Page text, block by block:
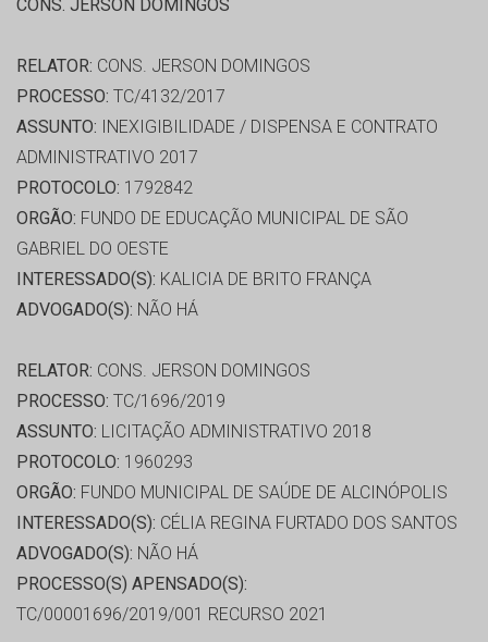
CONS. JERSON DOMINGOS
RELATOR: CONS. JERSON DOMINGOS
PROCESSO: TC/4132/2017
ASSUNTO: INEXIGIBILIDADE / DISPENSA E CONTRATO
ADMINISTRATIVO 2017
PROTOCOLO: 1792842
ORGÃO: FUNDO DE EDUCAÇÃO MUNICIPAL DE SÃO
GABRIEL DO OESTE
INTERESSADO(S): KALICIA DE BRITO FRANÇA
ADVOGADO(S): NÃO HÁ
RELATOR: CONS. JERSON DOMINGOS
PROCESSO: TC/1696/2019
ASSUNTO: LICITAÇÃO ADMINISTRATIVO 2018
PROTOCOLO: 1960293
ORGÃO: FUNDO MUNICIPAL DE SAÚDE DE ALCINÓPOLIS
INTERESSADO(S): CÉLIA REGINA FURTADO DOS SANTOS
ADVOGADO(S): NÃO HÁ
PROCESSO(S) APENSADO(S):
TC/00001696/2019/001 RECURSO 2021